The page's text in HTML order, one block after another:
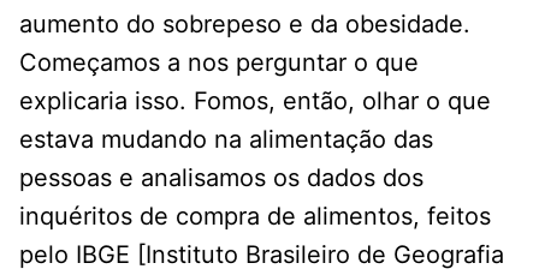
aumento do sobrepeso e da obesidade.
Começamos a nos perguntar o que
explicaria isso. Fomos, então, olhar o que
estava mudando na alimentação das
pessoas e analisamos os dados dos
inquéritos de compra de alimentos, feitos
pelo IBGE [Instituto Brasileiro de Geografia